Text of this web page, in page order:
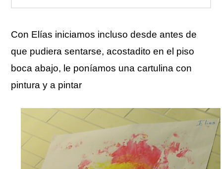
Con Elías iniciamos incluso desde antes de
que pudiera sentarse, acostadito en el piso
boca abajo, le poníamos una cartulina con
pintura y a pintar